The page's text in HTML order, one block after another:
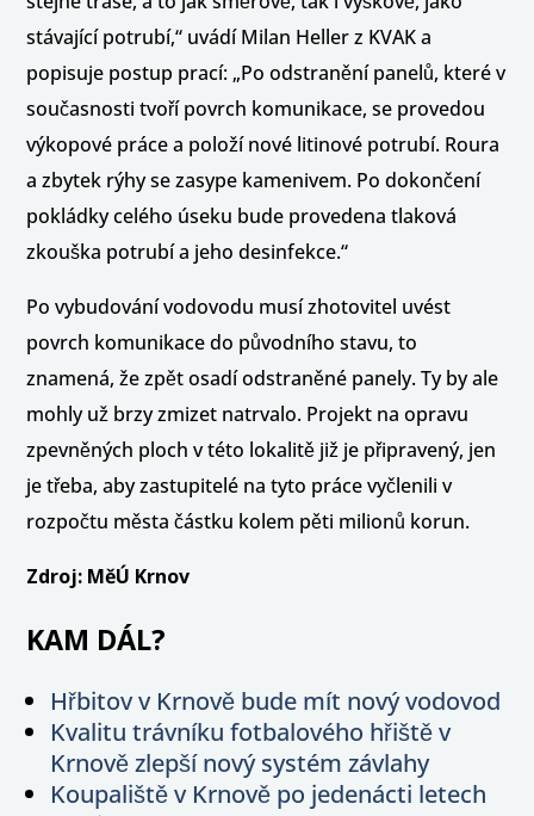
stávající potrubí,“ uvádí Milan Heller z KVAK a
popisuje postup prací: „Po odstranění panelů, které v
současnosti tvoří povrch komunikace, se provedou
výkopové práce a položí nové litinové potrubí. Roura
a zbytek rýhy se zasype kamenivem. Po dokončení
pokládky celého úseku bude provedena tlaková
zkouška potrubí a jeho desinfekce.“
Po vybudování vodovodu musí zhotovitel uvést
povrch komunikace do původního stavu, to
znamená, že zpět osadí odstraněné panely. Ty by ale
mohly už brzy zmizet natrvalo. Projekt na opravu
zpevněných ploch v této lokalitě již je připravený, jen
je třeba, aby zastupitelé na tyto práce vyčlenili v
rozpočtu města částku kolem pěti milionů korun.
Zdroj: MěÚ Krnov
KAM DÁL?
Hřbitov v Krnově bude mít nový vodovod
Kvalitu trávníku fotbalového hřiště v
Krnově zlepší nový systém závlahy
Koupaliště v Krnově po jedenácti letech